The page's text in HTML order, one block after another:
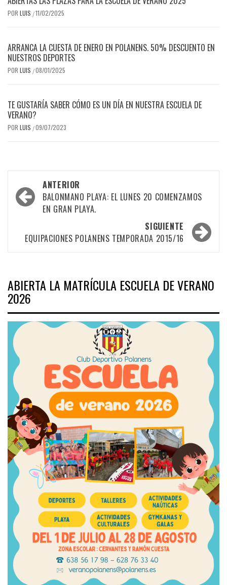
POR LUIS /11/02/2025
ARRANCA LA CUESTA DE ENERO EN POLANENS. 50% DESCUENTO EN
NUESTROS DEPORTES
POR LUIS /08/01/2025
TE GUSTARÍA SABER CÓMO ES UN DÍA EN NUESTRA ESCUELA DE
VERANO?
POR LUIS /09/07/2023
Navegación
por
entradas
ANTERIOR
BALONMANO PLAYA: EL LUNES 20 COMENZAMOS
EN GRAN PLAYA.
SIGUIENTE
EQUIPACIONES POLANENS TEMPORADA 2015/16
ABIERTA LA MATRÍCULA ESCUELA DE VERANO
2026